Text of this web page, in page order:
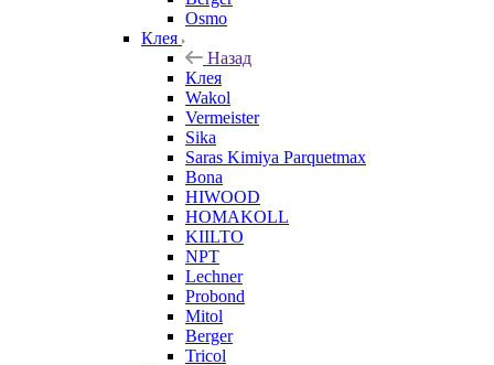
Osmo
Клея
Назад
Клея
Wakol
Vermeister
Sika
Saras Kimiya Parquetmax
Bona
HIWOOD
HOMAKOLL
KIILTO
NPT
Lechner
Probond
Mitol
Berger
Tricol